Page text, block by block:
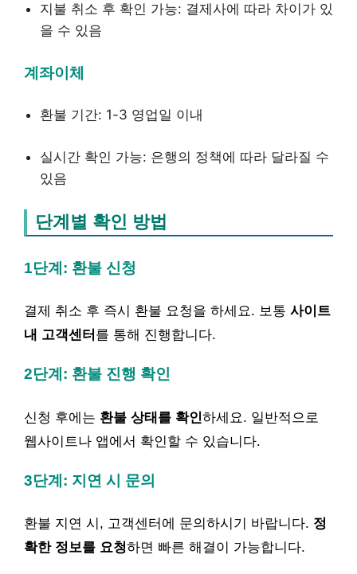
지불 취소 후 확인 가능: 결제사에 따라 차이가 있
을 수 있음
계좌이체
환불 기간: 1-3 영업일 이내
실시간 확인 가능: 은행의 정책에 따라 달라질 수
있음
단계별 확인 방법
1단계: 환불 신청
결제 취소 후 즉시 환불 요청을 하세요. 보통 사이트
내 고객센터 를 통해 진행합니다.
2단계: 환불 진행 확인
신청 후에는 환불 상태를 확인하세요. 일반적으로
웹사이트나 앱에서 확인할 수 있습니다.
3단계: 지연 시 문의
환불 지연 시, 고객센터에 문의하시기 바랍니다. 정
확한 정보를 요청하면 빠른 해결이 가능합니다.